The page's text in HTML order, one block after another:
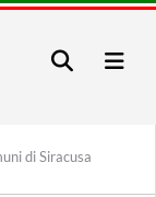
di Siracusa